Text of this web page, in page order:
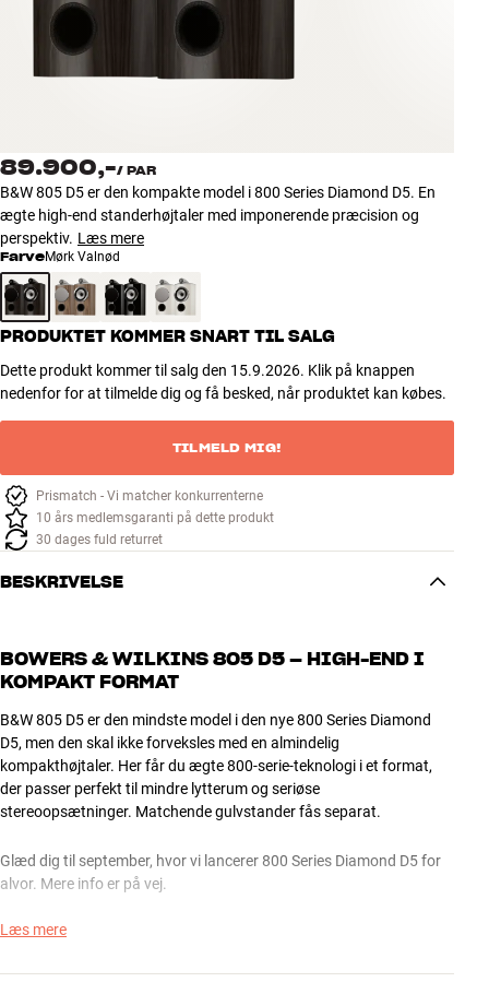
Tilbehør
INSPIRATION
NYHEDER
TILBUD
Find Butik
Kundeservice
Log ind
Kundeservice
Byg med Lyd
89.900,-/ PAR
B&W 805 D5 er den kompakte model i 800 Series Diamond D5. En
ægte high-end standerhøjtaler med imponerende præcision og
perspektiv. Læs mere
FarveMørk Valnød
PRODUKTET KOMMER SNART TIL SALG
Dette produkt kommer til salg den 15.9.2026. Klik på knappen
nedenfor for at tilmelde dig og få besked, når produktet kan købes.
TILMELD MIG!
Prismatch - Vi matcher konkurrenterne
10 års medlemsgaranti på dette produkt
30 dages fuld returret
BESKRIVELSE
BOWERS & WILKINS 805 D5 – HIGH-END I
KOMPAKT FORMAT
B&W 805 D5 er den mindste model i den nye 800 Series Diamond
D5, men den skal ikke forveksles med en almindelig
kompakthøjtaler. Her får du ægte 800-serie-teknologi i et format,
der passer perfekt til mindre lytterum og seriøse
stereoopsætninger. Matchende gulvstander fås separat.
Glæd dig til september, hvor vi lancerer 800 Series Diamond D5 for
alvor. Mere info er på vej.
ENDNU RENERE, FRIERE OG MERE PRÆCIS
Læs mere